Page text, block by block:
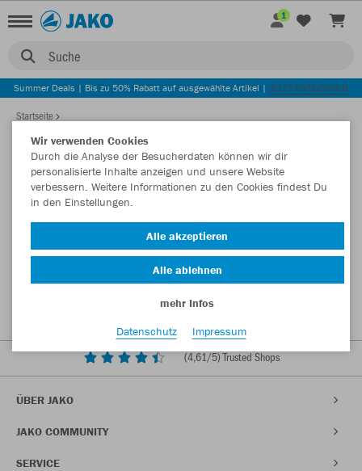
Suche
1
Summer Deals | Bis zu 50% Rabatt auf ausgewählte Artikel | JETZT ENTDECKEN
Startseite
(4,61/5) Trusted Shops
ÜBER JAKO
JAKO COMMUNITY
SERVICE
Wir verwenden Cookies
Durch die Analyse der Besucherdaten können wir dir
personalisierte Inhalte anzeigen und unsere Website
verbessern. Weitere Informationen zu den Cookies findest Du
in den Einstellungen.
Alle akzeptieren
Alle ablehnen
mehr Infos
Datenschutz
Impressum